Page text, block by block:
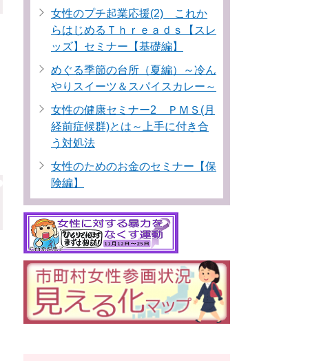
女性のプチ起業応援(2) これか
らはじめるＴｈｒｅａｄｓ【スレ
ッズ】セミナー【基礎編】
めぐる季節の台所（夏編）～冷ん
やりスイーツ＆スパイスカレー～
女性の健康セミナー2 ＰＭＳ(月
経前症候群)とは～上手に付き合
う対処法
女性のためのお金のセミナー【保
険編】